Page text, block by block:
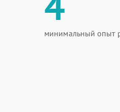
минимальный опыт